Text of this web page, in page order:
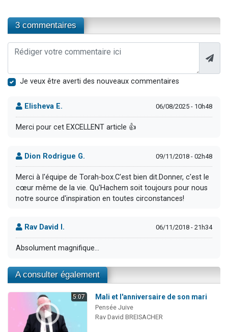
3 commentaires
Je veux être averti des nouveaux commentaires
Elisheva E. 06/08/2025 - 10h48
Merci pour cet EXCELLENT article 👍
Dion Rodrigue G. 09/11/2018 - 02h48
Merci à l'équipe de Torah-box.C'est bien dit.Donner, c'est le
cœur même de la vie. Qu'Hachem soit toujours pour nous
notre source d'inspiration en toutes circonstances!
Rav David I. 06/11/2018 - 21h34
Absolument magnifique...
A consulter également
5:07 Mali et l'anniversaire de son mari
Pensée Juive
Rav David BREISACHER